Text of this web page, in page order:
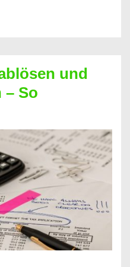
und
– So